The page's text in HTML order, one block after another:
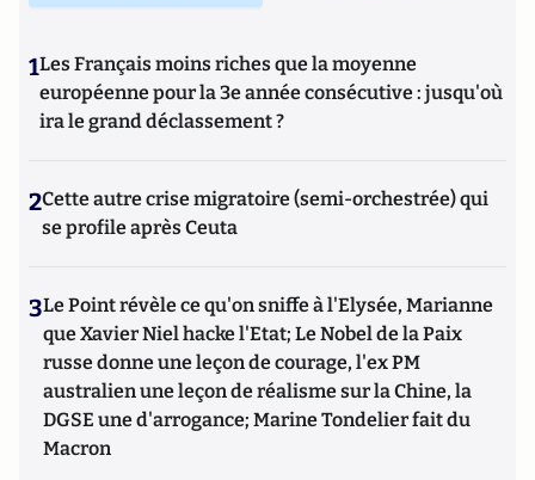
1Les Français moins riches que la moyenne
européenne pour la 3e année consécutive : jusqu'où
ira le grand déclassement ?
2Cette autre crise migratoire (semi-orchestrée) qui
se profile après Ceuta
3Le Point révèle ce qu'on sniffe à l'Elysée, Marianne
que Xavier Niel hacke l'Etat; Le Nobel de la Paix
russe donne une leçon de courage, l'ex PM
australien une leçon de réalisme sur la Chine, la
DGSE une d'arrogance; Marine Tondelier fait du
Macron